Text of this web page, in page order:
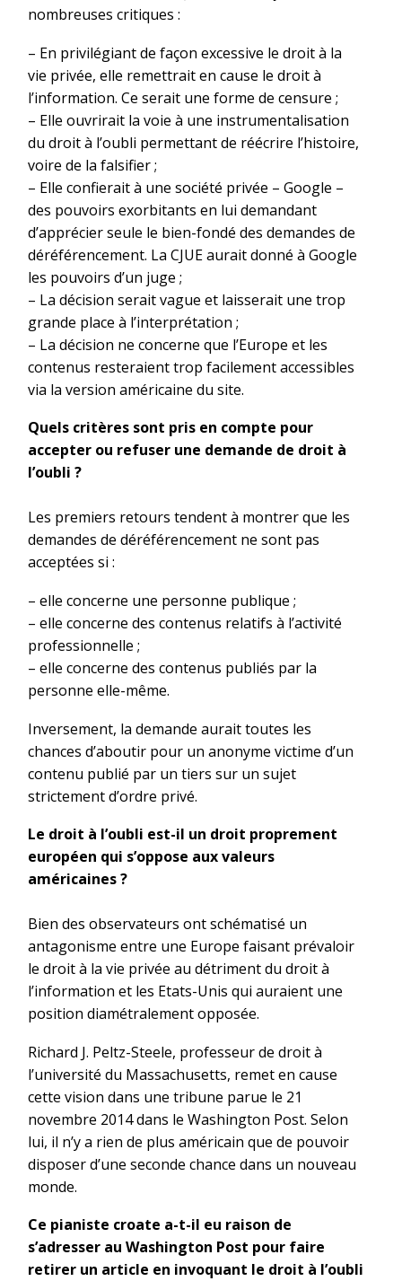
nombreuses critiques :
– En privilégiant de façon excessive le droit à la
vie privée, elle remettrait en cause le droit à
l’information. Ce serait une forme de censure ;
– Elle ouvrirait la voie à une instrumentalisation
du droit à l’oubli permettant de réécrire l’histoire,
voire de la falsifier ;
– Elle confierait à une société privée – Google –
des pouvoirs exorbitants en lui demandant
d’apprécier seule le bien-fondé des demandes de
déréférencement. La CJUE aurait donné à Google
les pouvoirs d’un juge ;
– La décision serait vague et laisserait une trop
grande place à l’interprétation ;
– La décision ne concerne que l’Europe et les
contenus resteraient trop facilement accessibles
via la version américaine du site.
Quels critères sont pris en compte pour
accepter ou refuser une demande de droit à
l’oubli ?
Les premiers retours tendent à montrer que les
demandes de déréférencement ne sont pas
acceptées si :
– elle concerne une personne publique ;
– elle concerne des contenus relatifs à l’activité
professionnelle ;
– elle concerne des contenus publiés par la
personne elle-même.
Inversement, la demande aurait toutes les
chances d’aboutir pour un anonyme victime d’un
contenu publié par un tiers sur un sujet
strictement d’ordre privé.
Le droit à l’oubli est-il un droit proprement
européen qui s’oppose aux valeurs
américaines ?
Bien des observateurs ont schématisé un
antagonisme entre une Europe faisant prévaloir
le droit à la vie privée au détriment du droit à
l’information et les Etats-Unis qui auraient une
position diamétralement opposée.
Richard J. Peltz-Steele, professeur de droit à
l’université du Massachusetts, remet en cause
cette vision dans une tribune parue le 21
novembre 2014 dans le Washington Post. Selon
lui, il n’y a rien de plus américain que de pouvoir
disposer d’une seconde chance dans un nouveau
monde.
Ce pianiste croate a-t-il eu raison de
s’adresser au Washington Post pour faire
retirer un article en invoquant le droit à l’oubli